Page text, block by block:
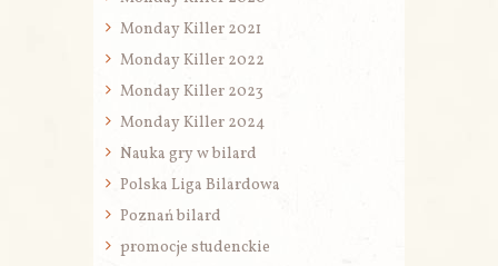
Monday Killer 2021
Monday Killer 2022
Monday Killer 2023
Monday Killer 2024
Nauka gry w bilard
Polska Liga Bilardowa
Poznań bilard
promocje studenckie